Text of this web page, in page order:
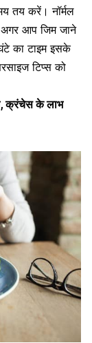
तय करें। नॉर्मल
अगर आपजिम जाने
का टाइम इसके
टिप्स को
क्रंचेस के लाभ